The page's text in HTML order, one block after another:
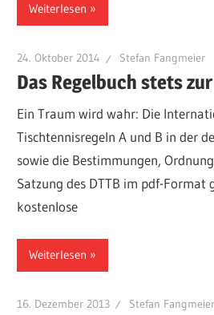
Weiterlesen
24. Oktober 2014 Stefan Fangmeier
Das Regelbuch stets
Ein Traum wird wahr: Die
Tischtennisregeln A und B in der
sowie die Bestimmungen,
Satzung des DTTB im pdf-
kostenlose
Weiterlesen
16. Dezember 2013 Stefan Fangmeier